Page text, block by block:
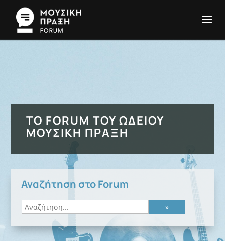
ΤΟ FORUM ΤΟΥ ΩΔΕΊΟΥ
ΜΟΥΣΙΚΉ ΠΡΆΞΗ
Αναζήτηση στο Forum